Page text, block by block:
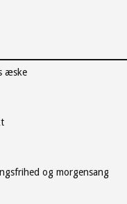
æske
og morgensang